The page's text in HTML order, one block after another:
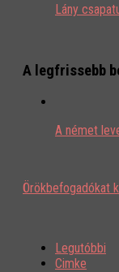
Lány
A legfrissebb
A német
Örökbefogadókat
Legutóbbi
Cimke